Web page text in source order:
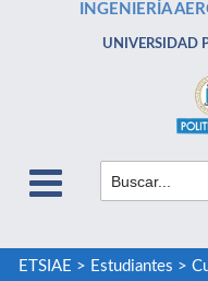
INGENIERÍA
UNIVERSIDAD
ETSIAE > Estudiantes >